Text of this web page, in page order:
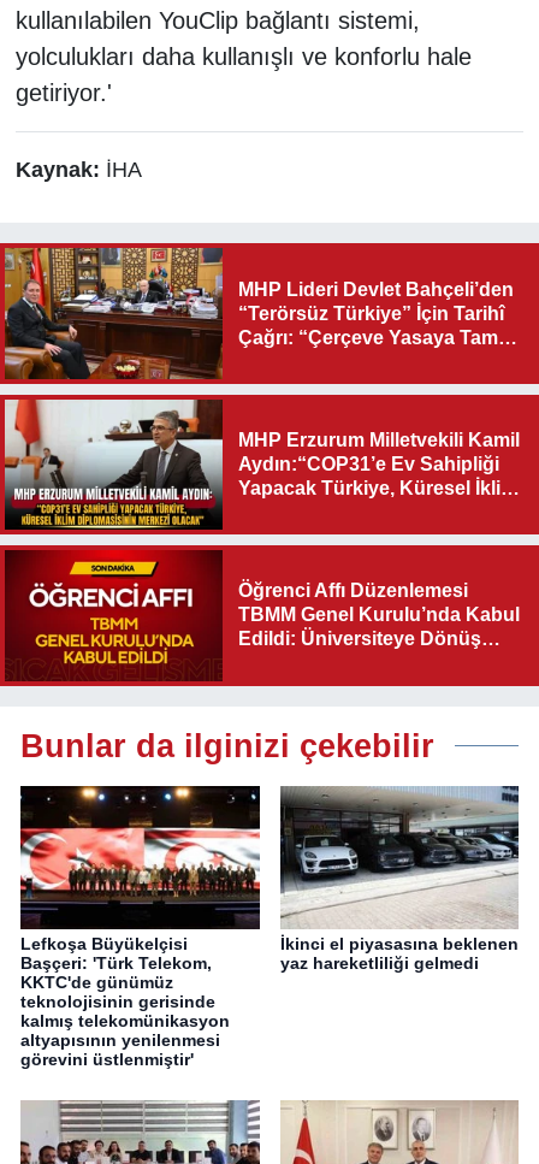
kullanılabilen YouClip bağlantı sistemi,
yolculukları daha kullanışlı ve konforlu hale
getiriyor.'
Kaynak: İHA
MHP Lideri Devlet Bahçeli’den
“Terörsüz Türkiye” İçin Tarihî
Çağrı: “Çerçeve Yasaya Tam
MHP Erzurum Milletvekili Kamil
Aydın:“COP31’e Ev Sahipliği
Yapacak Türkiye, Küresel İklim
Olacak"
Öğrenci Affı Düzenlemesi
TBMM Genel Kurulu’nda Kabul
Edildi: Üniversiteye Dönüş
Bunlar da ilginizi çekebilir
Lefkoşa Büyükelçisi
Başçeri: 'Türk Telekom,
KKTC'de günümüz
teknolojisinin gerisinde
kalmış telekomünikasyon
altyapısının yenilenmesi
görevini üstlenmiştir'
İkinci el piyasasına beklenen
yaz hareketliliği gelmedi